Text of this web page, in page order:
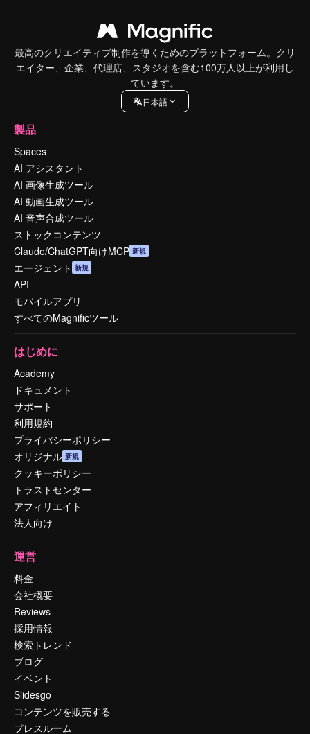
最高のクリエイティブ制作を導くためのプラットフォーム。クリ
エイター、企業、代理店、スタジオを含む100万人以上が利用し
ています。
日本語
製品
Spaces
AI アシスタント
AI 画像生成ツール
AI 動画生成ツール
AI 音声合成ツール
ストックコンテンツ
Claude/ChatGPT向けMCP 新規
エージェント 新規
API
モバイルアプリ
すべてのMagnificツール
はじめに
Academy
ドキュメント
サポート
利用規約
プライバシーポリシー
オリジナル 新規
クッキーポリシー
トラストセンター
アフィリエイト
法人向け
運営
料金
会社概要
Reviews
採用情報
検索トレンド
ブログ
イベント
Slidesgo
コンテンツを販売する
プレスルーム